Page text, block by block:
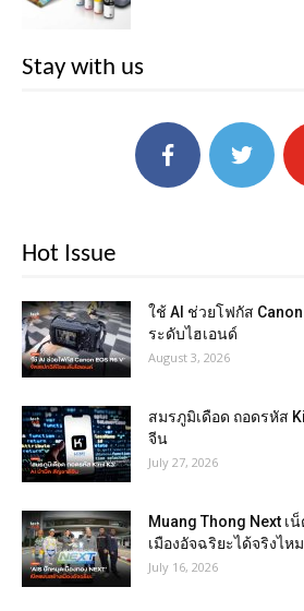
Stay with us
Hot Issue
ใช้ AI ช่วยโฟกัส Canon
ระดับไฮเอนด์
August 3, 2026
สมรภูมิเดือด ถอดรหัส
จีน
July 27, 2026
Muang Thong Next เ
เมืองอัจฉริยะได้จริงไหม
July 16, 2026